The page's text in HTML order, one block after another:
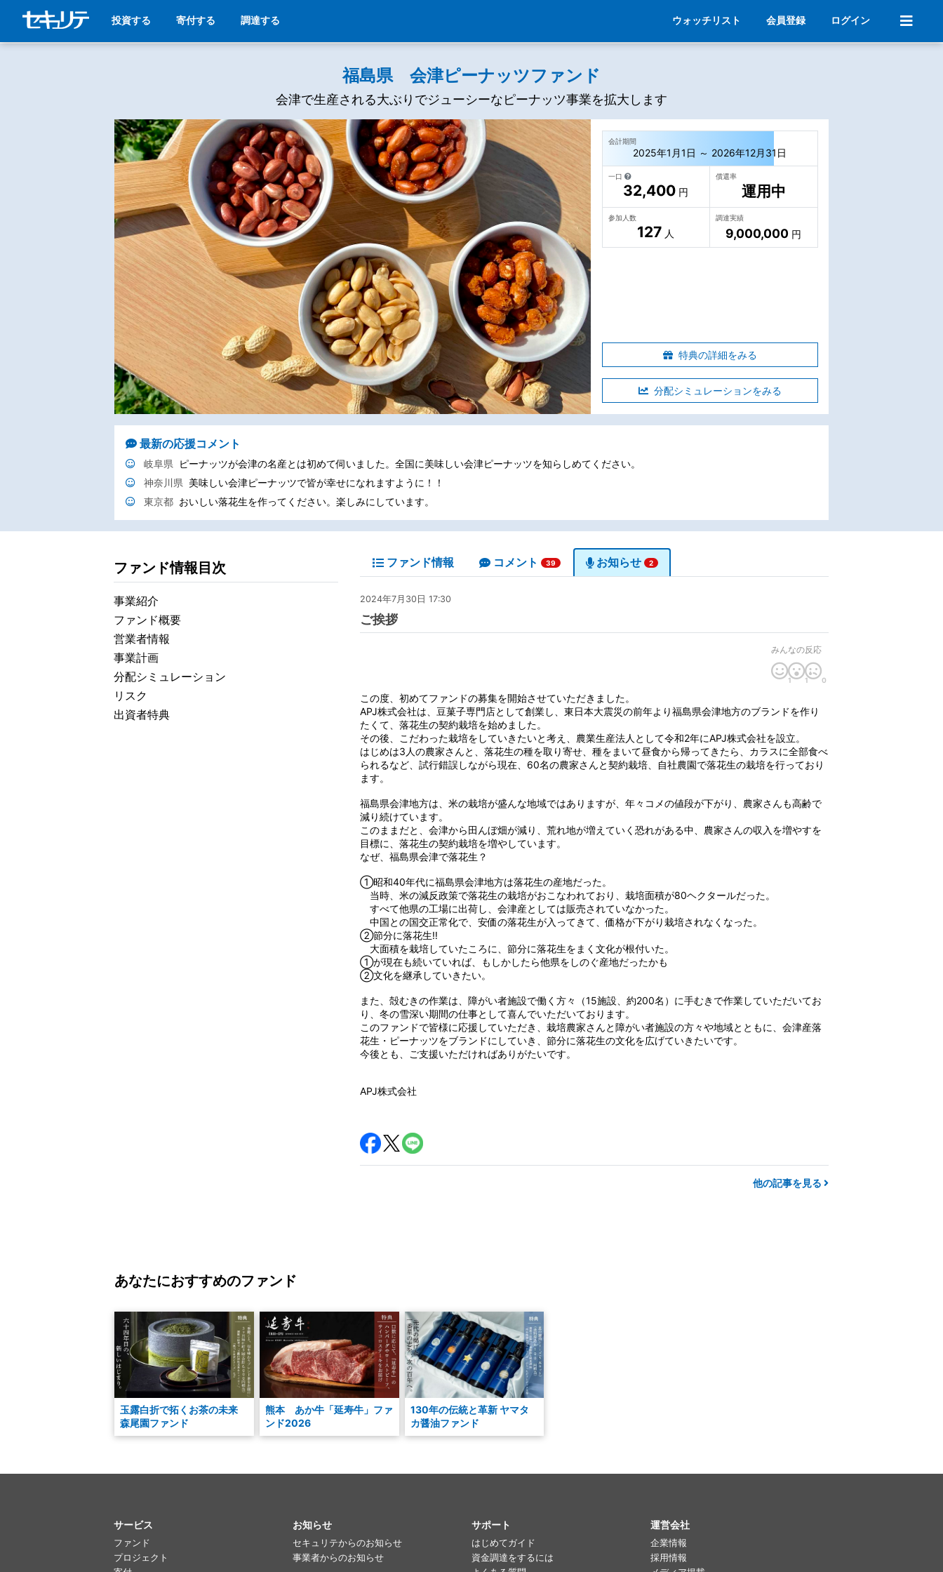
投資する 寄付する 調達する ウォッチリスト 会員登録 ログイン
福島県 会津ピーナッツファンド
会津で生産される大ぶりでジューシーなピーナッツ事業を拡大します
会計期間
2025年1月1日 ～ 2026年12月31日
一口
32,400 円
償還率
運用中
参加人数
127 人
調達実績
9,000,000 円
特典の詳細をみる
分配シミュレーションをみる
最新の応援コメント
岐阜県
ピーナッツが会津の名産とは初めて伺いました。全国に美味しい会津ピーナッツを知らしめてください。
神奈川県 美味しい会津ピーナッツで皆が幸せになれますように！！
東京都 おいしい落花生を作ってください。楽しみにしています。
ファンド情報目次
事業紹介
ファンド概要
営業者情報
事業計画
分配シミュレーション
リスク
出資者特典
ファンド情報 コメント 39 お知らせ 2
2024年7月30日 17:30
ご挨拶
みんなの反応
1 1 0
この度、初めてファンドの募集を開始させていただきました。
APJ株式会社は、豆菓子専門店として創業し、東日本大震災の前年より福島県会津地方のブランドを作り
たくて、落花生の契約栽培を始めました。
その後、こだわった栽培をしていきたいと考え、農業生産法人として令和2年にAPJ株式会社を設立。
はじめは3人の農家さんと、落花生の種を取り寄せ、種をまいて昼食から帰ってきたら、カラスに全部食べ
られるなど、試行錯誤しながら現在、60名の農家さんと契約栽培、自社農園で落花生の栽培を行っており
ます。
福島県会津地方は、米の栽培が盛んな地域ではありますが、年々コメの値段が下がり、農家さんも高齢で
減り続けています。
このままだと、会津から田んぼ畑が減り、荒れ地が増えていく恐れがある中、農家さんの収入を増やすを
目標に、落花生の契約栽培を増やしています。
なぜ、福島県会津で落花生？
①昭和40年代に福島県会津地方は落花生の産地だった。
当時、米の減反政策で落花生の栽培がおこなわれており、栽培面積が80ヘクタールだった。
すべて他県の工場に出荷し、会津産としては販売されていなかった。
中国との国交正常化で、安価の落花生が入ってきて、価格が下がり栽培されなくなった。
②節分に落花生‼
大面積を栽培していたころに、節分に落花生をまく文化が根付いた。
①が現在も続いていれば、もしかしたら他県をしのぐ産地だったかも
②文化を継承していきたい。
また、殻むきの作業は、障がい者施設で働く方々（15施設、約200名）に手むきで作業していただいてお
り、冬の雪深い期間の仕事として喜んでいただいております。
このファンドで皆様に応援していただき、栽培農家さんと障がい者施設の方々や地域とともに、会津産落
花生・ピーナッツをブランドにしていき、節分に落花生の文化を広げていきたいです。
今後とも、ご支援いただければありがたいです。
APJ株式会社
他の記事を見る
あなたにおすすめのファンド
玉露白折で拓くお茶の未来
森尾園ファンド
熊本 あか牛「延寿牛」ファ
ンド2026
130年の伝統と革新 ヤマタ
カ醤油ファンド
サービス
ファンド
プロジェクト
お知らせ
セキュリテからのお知らせ
事業者からのお知らせ
サポート
はじめてガイド
資金調達をするには
運営会社
企業情報
採用情報